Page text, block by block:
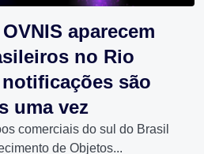
aparecem
no Rio
são
uma vez
comerciais do sul do Brasil
de Objetos...